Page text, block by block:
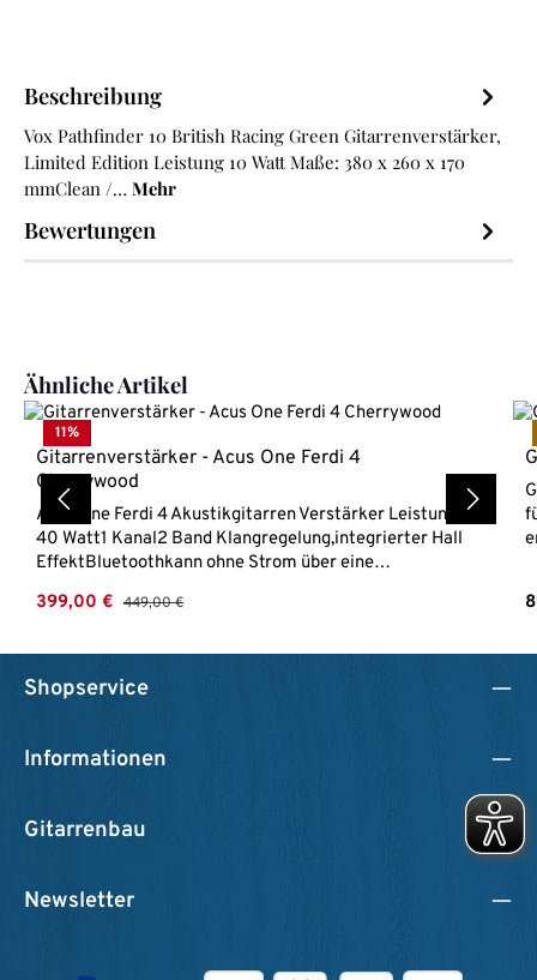
Beschreibung
Vox Pathfinder 10 British Racing Green Gitarrenverstärker,
Limited Edition Leistung 10 Watt Maße: 380 x 260 x 170
mmClean /… Mehr
Bewertungen
Produktgalerie überspringen
Ähnliche Artikel
11%
Gitarrenverstärker - Acus One Ferdi 4
Cherrywood
Acus One Ferdi 4 Akustikgitarren Verstärker Leistung:
40 Watt1 Kanal2 Band Klangregelung,integrierter Hall
EffektBluetoothkann ohne Strom über eine
enthalten)Gehäuse aus Mehrschicht-Leimholz
Verkaufspreis:
399,00 € Regulärer Preis:
449,00 €
Shopservice
Informationen
Gitarrenbau
Newsletter